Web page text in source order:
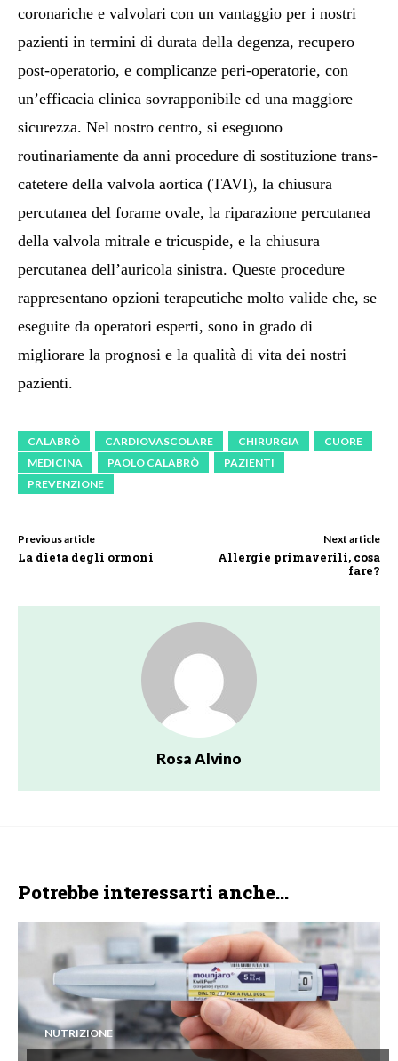
coronariche e valvolari con un vantaggio per i nostri
pazienti in termini di durata della degenza, recupero
post-operatorio, e complicanze peri-operatorie, con
un’efficacia clinica sovrapponibile ed una maggiore
sicurezza. Nel nostro centro, si eseguono
routinariamente da anni procedure di sostituzione trans-
catetere della valvola aortica (TAVI), la chiusura
percutanea del forame ovale, la riparazione percutanea
della valvola mitrale e tricuspide, e la chiusura
percutanea dell’auricola sinistra. Queste procedure
rappresentano opzioni terapeutiche molto valide che, se
eseguite da operatori esperti, sono in grado di
migliorare la prognosi e la qualità di vita dei nostri
pazienti.
CALABRÒ CARDIOVASCOLARE CHIRURGIA
CUORE
MEDICINA
PAOLO CALABRÒ
PAZIENTI
PREVENZIONE
Previous article
La dieta degli ormoni
Next article
Allergie primaverili, cosa
fare?
Rosa Alvino
Potrebbe interessarti anche...
NUTRIZIONE